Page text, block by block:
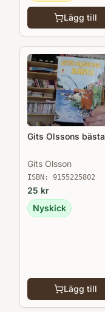
Lägg till
Gits Olssons bästa
Gits Olsson
ISBN: 9155225802
25 kr
Nyskick
Lägg till